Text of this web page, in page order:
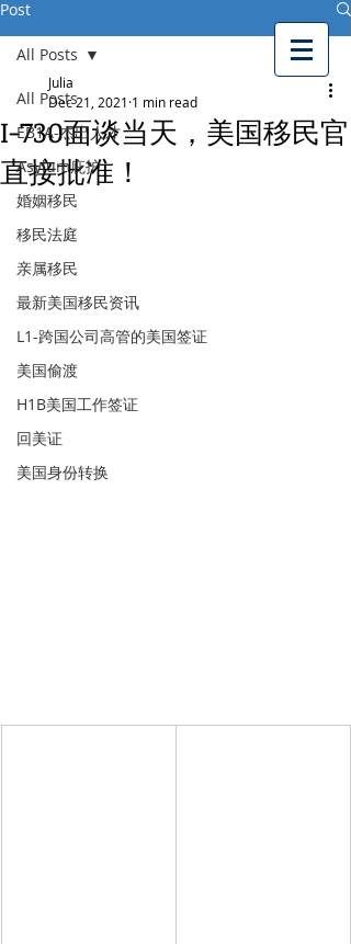
美鹰移民律师事务所
American Eagle
Firm
Post
All Posts
EB1A-杰出人才
Asylum庇护
婚姻移民
移民法庭
亲属移民
最新美国移民资讯
L1-跨国公司高管的美国签证
美国偷渡
H1B美国工作签证
回美证
美国身份转换
All Posts
I-730面谈当天，美国移民官
直接批准！
Julia
Dec 21, 2021 1 min read